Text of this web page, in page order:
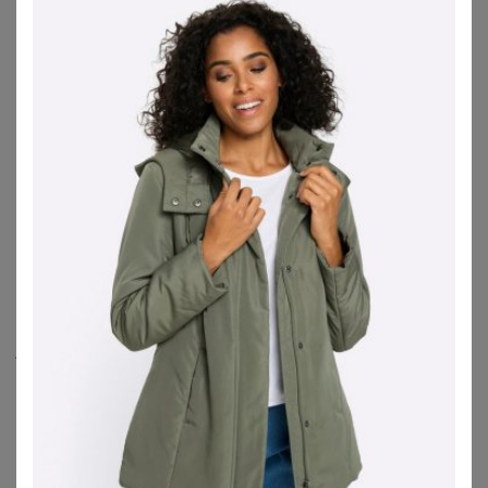
sich als echte Klassiker als rockige Bikerjacke für Damen
mit Nieten verziert und asymmetrischen Reißverschlüssen
und ein anderes Mal im romantisch-wilden
mit Fransen, der an die Seventies und die
Flowerpower-Zeit erinnert. Auch ganz schicke Modelle
finden sich unter den Lederjacken, die schlicht und
geradlinig daherkommen und aus einem weichen und
elegant wirkenden Leder oder Lederimitat gefertigt sind.
, zum Lederrockoder über einem schlichten
Shirt oder Top – die Lederjacken sind nicht nur dank ihres
zeitlosen Looks tolle Alleskönner und
Kombinationswunder – sie lassen sich auch beinahe zu
jeder Jahreszeit tragen und sind vor allem als
besonders beliebt: Die klassische
Variante bringt Dich wunderbar durch die
Übergangszeiten oder späte Sommerabende, die
gefütterte Lederjacke sogar durch den Winter. Wenn Dir
der rockige Style gefällt und Du noch auf der Suche nach